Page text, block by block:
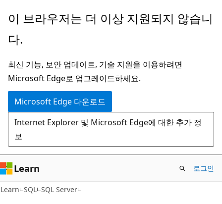
주
콘
츠
로
건
너
뛰
기
이 브라우저는 더 이상 지원되지 않습니
다.
최신 기능, 보안 업데이트, 기술 지원을 이용하려면
Microsoft Edge로 업그레이드하세요.
Microsoft Edge 다운로드
Internet Explorer 및 Microsoft Edge에 대한 추가 정
보
Learn 로그인
Learn SQL SQL Server